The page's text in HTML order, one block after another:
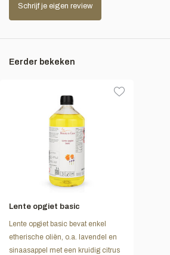
Schrijf je eigen review
Eerder bekeken
Lente opgiet basic
Lente opgiet basic bevat enkel
etherische oliën, o.a. lavendel en
sinaasappel met een kruidig citrus